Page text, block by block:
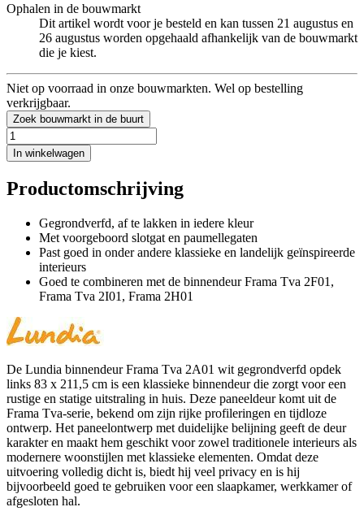
Ophalen in de bouwmarkt
Dit artikel wordt voor je besteld en kan tussen 21 augustus en
26 augustus worden opgehaald afhankelijk van de bouwmarkt
die je kiest.
Niet op voorraad in onze bouwmarkten. Wel op bestelling
verkrijgbaar.
Zoek bouwmarkt in de buurt
In winkelwagen
Productomschrijving
Gegrondverfd, af te lakken in iedere kleur
Met voorgeboord slotgat en paumellegaten
Past goed in onder andere klassieke en landelijk geïnspireerde
interieurs
Goed te combineren met de binnendeur Frama Tva 2F01,
Frama Tva 2I01, Frama 2H01
De Lundia binnendeur Frama Tva 2A01 wit gegrondverfd opdek
links 83 x 211,5 cm is een klassieke binnendeur die zorgt voor een
rustige en statige uitstraling in huis. Deze paneeldeur komt uit de
Frama Tva-serie, bekend om zijn rijke profileringen en tijdloze
ontwerp. Het paneelontwerp met duidelijke belijning geeft de deur
karakter en maakt hem geschikt voor zowel traditionele interieurs als
modernere woonstijlen met klassieke elementen. Omdat deze
uitvoering volledig dicht is, biedt hij veel privacy en is hij
bijvoorbeeld goed te gebruiken voor een slaapkamer, werkkamer of
afgesloten hal.